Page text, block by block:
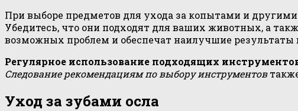
При выборе предметов для ухода за копытами и
Убедитесь, что они подходят для ваших животных, а
возможных проблем и обеспечат наилучшие результаты
Регулярное использование подходящих
Следование рекомендациям по выбору инструментов
Уход за зубами осла